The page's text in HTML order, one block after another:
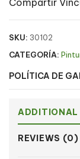
SKU: 30102
CATEGORÍA:
POLÍTICA DE
ADDITIONAL
REVIEWS (0)